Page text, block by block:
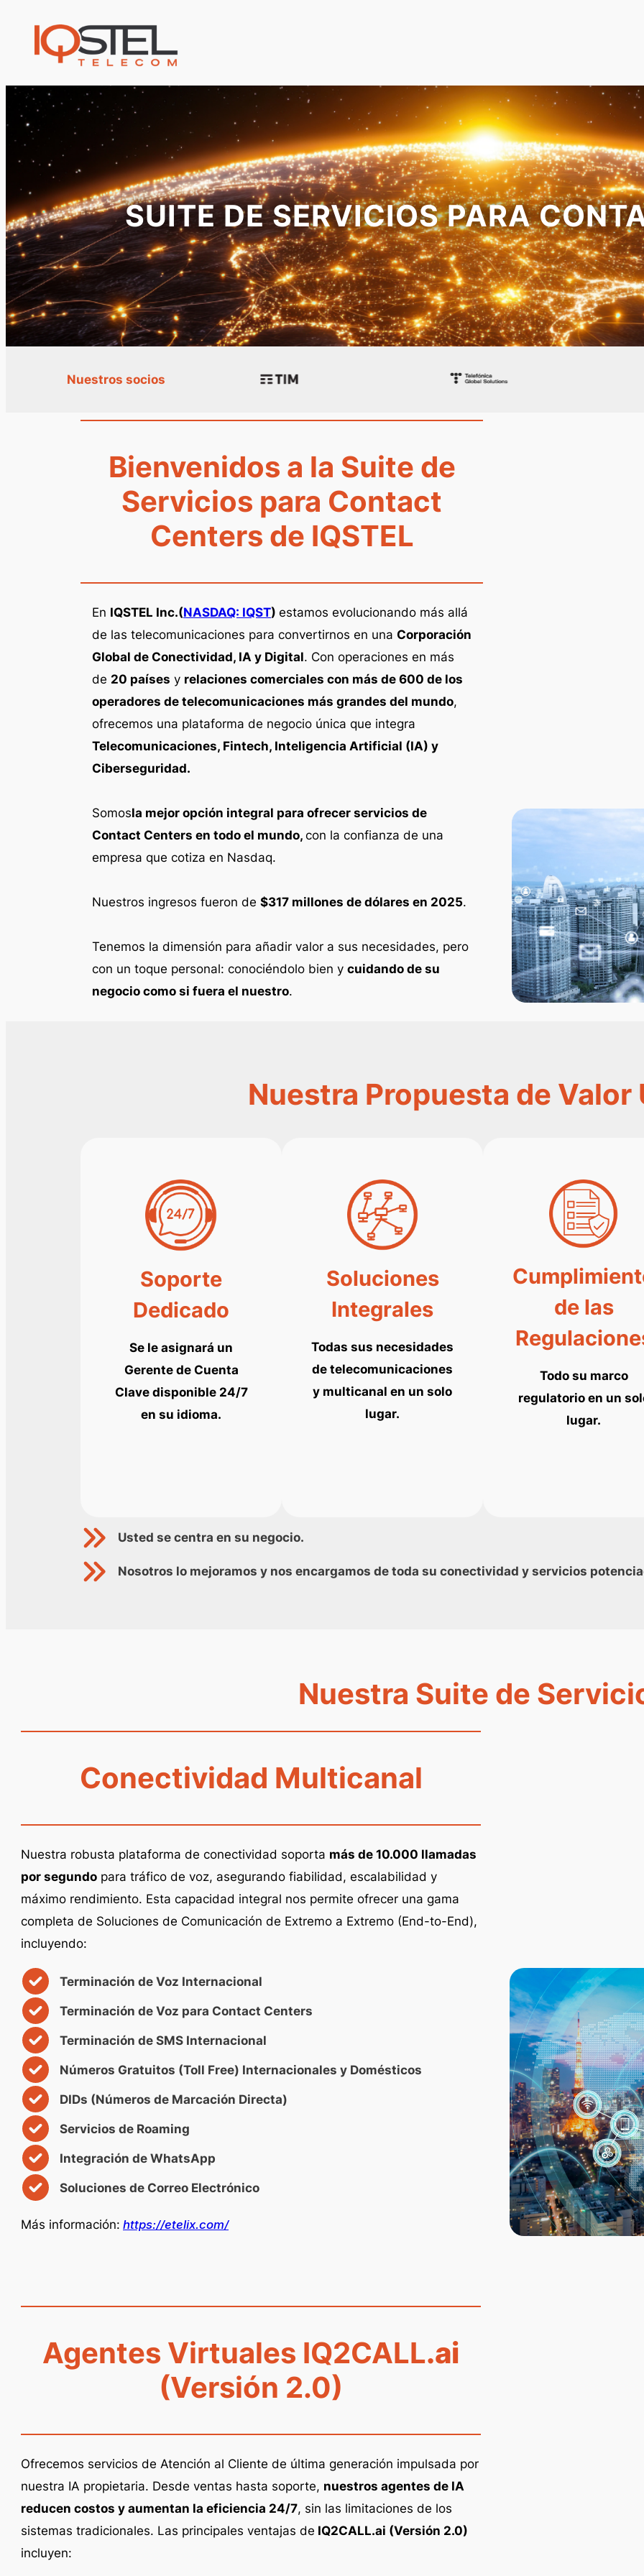
SUITE DE SERVICIOS PARA
Nuestros socios
Bienvenidos a la Suite de
Servicios para Contact
Centers de IQSTEL
En IQSTEL Inc.(NASDAQ: IQST) estamos evolucionando más allá
de las telecomunicaciones para convertirnos en una Corporación
Global de Conectividad, IA y Digital. Con operaciones en más
de 20 países y relaciones comerciales con más de 600 de los
operadores de telecomunicaciones más grandes del mundo,
ofrecemos una plataforma de negocio única que integra
Telecomunicaciones, Fintech, Inteligencia Artificial (IA) y
Ciberseguridad.
Somosla mejor opción integral para ofrecer servicios de
Contact Centers en todo el mundo, con la confianza de una
empresa que cotiza en Nasdaq.
Nuestros ingresos fueron de $317 millones de dólares en 2025.
Tenemos la dimensión para añadir valor a sus necesidades, pero
con un toque personal: conociéndolo bien y cuidando de su
negocio como si fuera el nuestro.
Nuestra Propuesta de Valor
Soporte
Dedicado
Se le asignará un
Gerente de Cuenta
Clave disponible 24/7
en su idioma.
Soluciones
Integrales
Todas sus necesidades
de telecomunicaciones
y multicanal en un solo
lugar.
de las
Todo su marco
regulatorio en un
lugar.
Usted se centra en su negocio.
Nosotros lo mejoramos y nos encargamos de toda su conectividad y servicios
Nuestra Suite de
Conectividad Multicanal
Nuestra robusta plataforma de conectividad soporta más de 10.000 llamadas
por segundo para tráfico de voz, asegurando fiabilidad, escalabilidad y
máximo rendimiento. Esta capacidad integral nos permite ofrecer una gama
completa de Soluciones de Comunicación de Extremo a Extremo (End-to-End),
incluyendo:
Terminación de Voz Internacional
Terminación de Voz para Contact Centers
Terminación de SMS Internacional
Números Gratuitos (Toll Free) Internacionales y Domésticos
DIDs (Números de Marcación Directa)
Servicios de Roaming
Integración de WhatsApp
Soluciones de Correo Electrónico
Más información: https://etelix.com/
Agentes Virtuales IQ2CALL.ai
(Versión 2.0)
Ofrecemos servicios de Atención al Cliente de última generación impulsada por
nuestra IA propietaria. Desde ventas hasta soporte, nuestros agentes de IA
reducen costos y aumentan la eficiencia 24/7, sin las limitaciones de los
sistemas tradicionales. Las principales ventajas de IQ2CALL.ai (Versión 2.0)
incluyen: